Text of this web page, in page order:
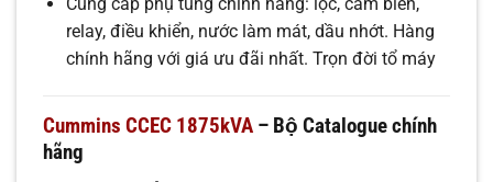
relay, điều khiển, nước làm mát, dầu nhớt. Hàng
chính hãng với giá ưu đãi nhất. Trọn đời tổ máy
Cummins CCEC 1875kVA – Bộ Catalogue chính
hãng